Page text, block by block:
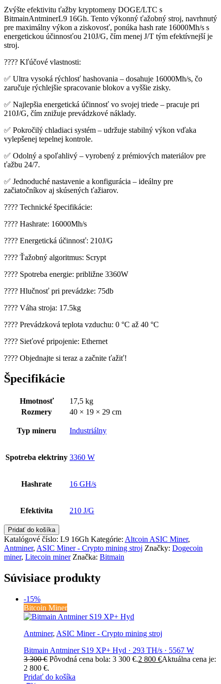
Zvýšte efektivitu ťažby kryptomeny DOGE/LTC s
BitmainAntminerL9 16Gh. Tento výkonný ťažobný stroj, navrhnutý
pre maximálny výkon a ziskovosť, ponúka hash rate 16000Mh/s s
energetickou účinnosťou 210J/G, čím menej J/T tým efektívnejší je
stroj.
???? Kľúčové vlastnosti:
✅ Ultra vysoká rýchlosť hashovania – dosahuje 16000Mh/s, čo
zaručuje rýchlejšie spracovanie blokov a vyššie zisky.
✅ Najlepšia energetická účinnosť vo svojej triede – pracuje pri
210J/G, čím znižuje prevádzkové náklady.
✅ Pokročilý chladiaci systém – udržuje stabilný výkon vďaka
vylepšenej tepelnej kontrole.
✅ Odolný a spoľahlivý – vyrobený z prémiových materiálov pre
ťažbu 24/7.
✅ Jednoduché nastavenie a konfigurácia – ideálny pre
začiatočníkov aj skúsených ťažiarov.
???? Technické špecifikácie:
???? Hashrate: 16000Mh/s
???? Energetická účinnosť: 210J/G
???? Ťažobný algoritmus: Scrypt
???? Spotreba energie: približne 3360W
???? Hlučnosť pri prevádzke: 75db
???? Váha stroja: 17.5kg
???? Prevádzková teplota vzduchu: 0 °C až 40 °C
???? Sieťové pripojenie: Ethernet
???? Objednajte si teraz a začnite ťažiť!
Špecifikácie
Hmotnosť
17,5 kg
Rozmery
40 × 19 × 29 cm
Typ mineru Industriálny
Spotreba elektriny 3360 W
Hashrate 16 GH/s
Efektivita 210 J/G
Pridať do košíka
Katalógové číslo: L9 16Gh Kategórie: Altcoin ASIC Miner,
Antminer, ASIC Miner - Crypto mining stroj Značky: Dogecoin
miner, Litecoin miner Značka: Bitmain
Súvisiace produkty
-15%
Bitcoin Miner
Antminer, ASIC Miner - Crypto mining stroj
Bitmain Antminer S19 XP+ Hyd · 293 TH/s · 5567 W
3 300€ Pôvodná cena bola: 3 300 €.2 800 €Aktuálna cena je:
2 800 €.
Pridať do košíka